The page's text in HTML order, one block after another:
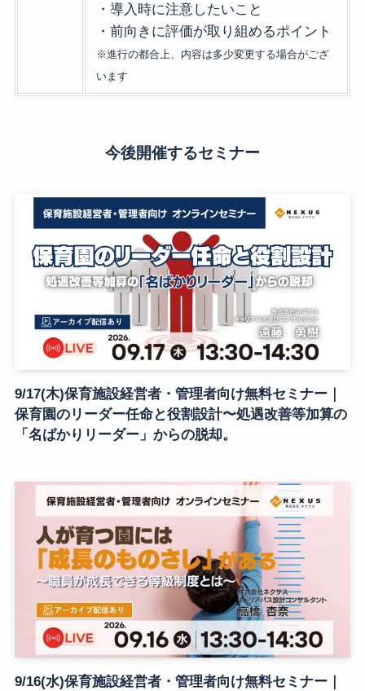
・導入時に注意したいこと
・前向きに評価が取り組めるポイント
※進行の都合上、内容は多少変更する場合がござ
います
今後開催するセミナー
9/17(木)保育施設経営者・管理者向け無料セミナー｜
保育園のリーダー任命と役割設計〜処遇改善等加算の
「名ばかりリーダー」からの脱却。
9/16(水)保育施設経営者・管理者向け無料セミナー｜